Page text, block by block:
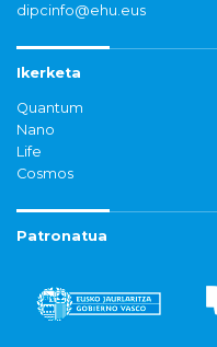
dipcinfo@ehu.eus
Ikerketa
Quantum
Nano
Life
Cosmos
Patronatua